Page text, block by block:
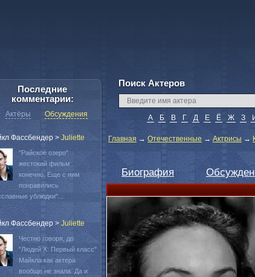
Поиск Актеров
А Б В Г Д Е Ё Ж З
Главная → Отечественные → Актрисы →
Биография
Последние
комментарии:
Актёры Обсуждения
Фассбендер > Juliette
"Райское озеро"
жестокий фильм
конечно. Еще с ним
понравились
ублюдки"...
Фассбендер > Juliette
Честно говоря, до
"Людей Х: Первый класс"
Майкла как актера
вообще не знала. Да и